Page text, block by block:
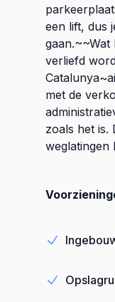
een lift, dus
verliefd
met de
zoals het is.
weglatingen